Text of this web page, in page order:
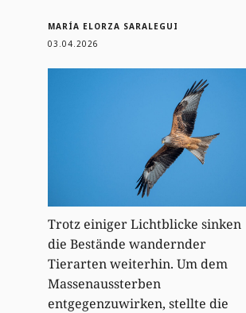
MARÍA ELORZA SARALEGUI
03.04.2026
Trotz einiger Lichtblicke sinken
die Bestände wandernder
Tierarten weiterhin. Um dem
Massenaussterben
entgegenzuwirken, stellte die